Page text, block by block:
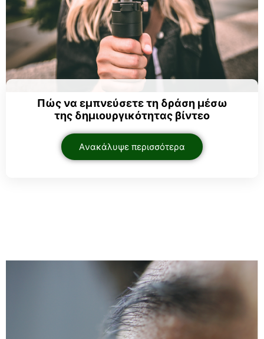
Πώς να εμπνεύσετε τη δράση μέσω
της δημιουργικότητας βίντεο
Aνακάλυψε περισσότερα